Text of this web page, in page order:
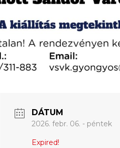
DÁTUM
2026. febr. 06. - péntek
Expired!